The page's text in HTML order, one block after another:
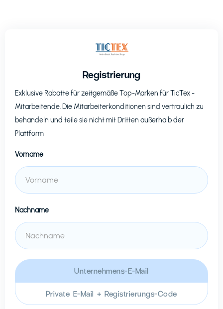
Registrierung
Exklusive Rabatte für zeitgemäße Top-Marken fürTicTex-
Mitarbeitende. Die Mitarbeiterkonditionen sind vertraulich zu
behandeln und teile sie nicht mit Dritten außerhalb der
Plattform
Vorname
Nachname
Unternehmens-E-Mail
Private E-Mail + Registrierungs-Code